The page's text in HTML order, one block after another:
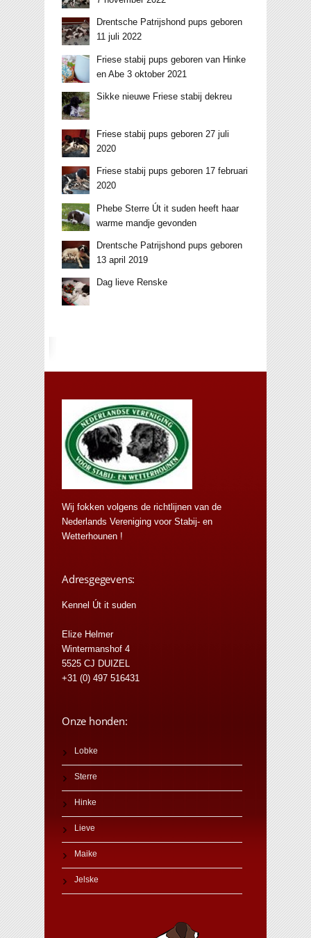
Drentsche Patrijshond pups geboren
11 juli 2022
Friese stabij pups geboren van Hinke
en Abe 3 oktober 2021
Sikke nieuwe Friese stabij dekreu
Friese stabij pups geboren 27 juli
2020
Friese stabij pups geboren 17 februari
2020
Phebe Sterre Út it suden heeft haar
warme mandje gevonden
Drentsche Patrijshond pups geboren
13 april 2019
Dag lieve Renske
Wij fokken volgens de richtlijnen van de
Nederlands Vereniging voor Stabij- en
Wetterhounen !
Adresgegevens:
Kennel Út it suden
Elize Helmer
Wintermanshof 4
5525 CJ DUIZEL
+31 (0) 497 516431
Onze honden:
Lobke
Sterre
Hinke
Lieve
Maike
Jelske